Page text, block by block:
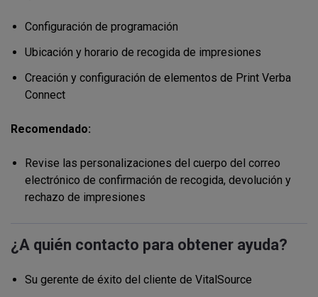
Configuración de programación
Ubicación y horario de recogida de impresiones
Creación y configuración de elementos de Print Verba
Connect
Recomendado:
Revise las personalizaciones del cuerpo del correo
electrónico de confirmación de recogida, devolución y
rechazo de impresiones
¿A quién contacto para obtener ayuda?
Su gerente de éxito del cliente de VitalSource